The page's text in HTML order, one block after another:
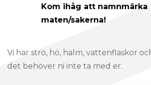
Kom ihåg att namnmärka
maten/sakerna!
Vi har strö, hö, halm, vattenflaskor
det behöver ni inte ta med er.